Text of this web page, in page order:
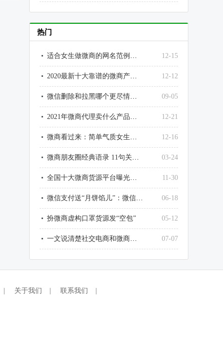
热门
适合女生做微商的网名范例大全 12-15
2020最新十大靠谱的微商产品排行榜 12-12
微信删除和拉黑哪个更尽情？为什么？微信拉黑和删除好友的区别 09-05
2021年微商代理卖什么产品最赚钱？ 12-21
微商看过来：简单气质女生微信网名大全 12-16
微商朋友圈经典语录 11句关于微商的经典句子 03-24
全国十大微商货源平台曝光了，最大的竟然是它 11-30
微信支付送“月饼馅儿”：微信这样提现，不用1毛钱手续费 06-18
扮微商虚构口罩货源发“空包” 05-12
一文说清楚社交电商和微商和传销的区别 07-07
关于我们 联系我们